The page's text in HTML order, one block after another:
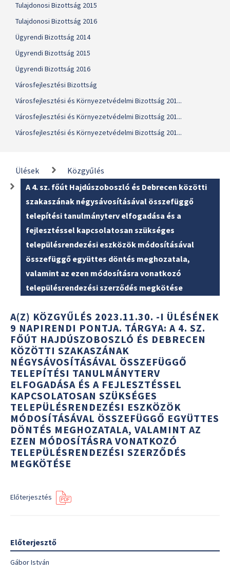
Tulajdonosi Bizottság 2015
Tulajdonosi Bizottság 2016
Ügyrendi Bizottság 2014
Ügyrendi Bizottság 2015
Ügyrendi Bizottság 2016
Városfejlesztési Bizottság
Városfejlesztési és Környezetvédelmi Bizottság 201...
Városfejlesztési és Környezetvédelmi Bizottság 201...
Városfejlesztési és Környezetvédelmi Bizottság 201...
Ülések
Közgyűlés
A 4. sz. főút Hajdúszoboszló és Debrecen közötti
szakaszának négysávosításával összefüggő
telepítési tanulmányterv elfogadása és a
fejlesztéssel kapcsolatosan szükséges
településrendezési eszközök módosításával
összefüggő együttes döntés meghozatala,
valamint az ezen módosításra vonatkozó
településrendezési szerződés megkötése
A(Z) KÖZGYŰLÉS 2023.11.30. -I ÜLÉSÉNEK
9 NAPIRENDI PONTJA. TÁRGYA: A 4. SZ.
FŐÚT HAJDÚSZOBOSZLÓ ÉS DEBRECEN
KÖZÖTTI SZAKASZÁNAK
NÉGYSÁVOSÍTÁSÁVAL ÖSSZEFÜGGŐ
TELEPÍTÉSI TANULMÁNYTERV
ELFOGADÁSA ÉS A FEJLESZTÉSSEL
KAPCSOLATOSAN SZÜKSÉGES
TELEPÜLÉSRENDEZÉSI ESZKÖZÖK
MÓDOSÍTÁSÁVAL ÖSSZEFÜGGŐ EGYÜTTES
DÖNTÉS MEGHOZATALA, VALAMINT AZ
EZEN MÓDOSÍTÁSRA VONATKOZÓ
TELEPÜLÉSRENDEZÉSI SZERZŐDÉS
MEGKÖTÉSE
Előterjesztés
Előterjesztő
Gábor István